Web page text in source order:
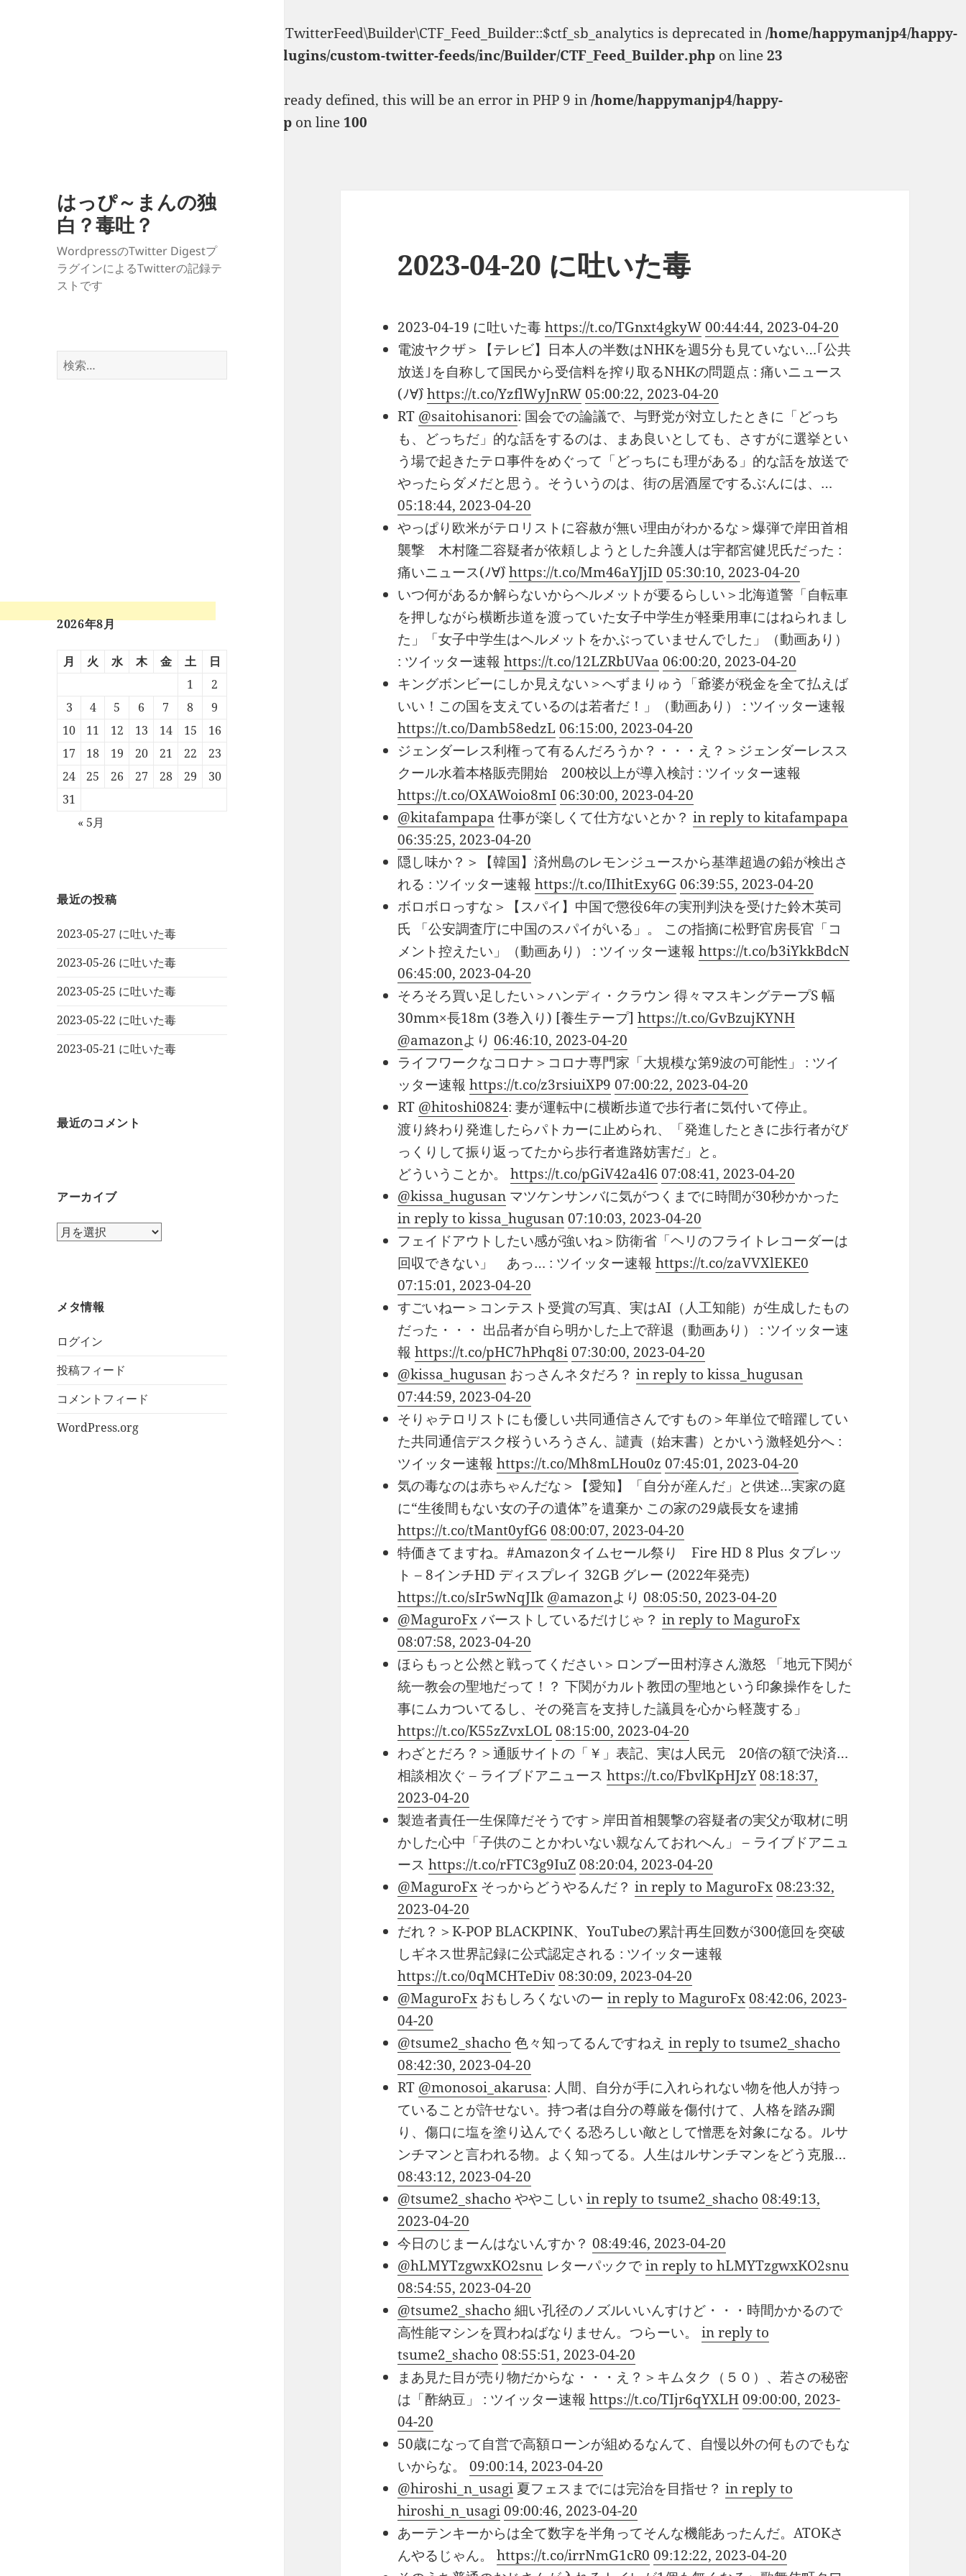
: Creation of dynamic property TwitterFeed\Builder\CTF_Feed_Builder::$ctf_sb_analytics is deprecated in/home/happymanjp4/happy-
man.jp/public_html/twitter/wp-content/plugins/custom-twitter-feeds/inc/Builder/CTF_Feed_Builder.php on line23
: Constant WP_DEBUG_DISPLAY already defined, this will be an error in PHP 9 in/home/happymanjp4/happy-
man.jp/public_html/twitter/wp-config.php on line 100
はっぴ～まんの独
白？毒吐？
WordpressのTwitter Digestプ
ラグインによるTwitterの記録テ
ストです
検
索:
2026年8月
月 火 水 木 金 土
日
1
2
3
4 5 6 7 8
9
10
11 12 13 14 15
16
17
18 19 20 21 22
23
24
25 26 27 28 29
30
31
« 5月
最近の投稿
2023-05-27 に吐いた毒
2023-05-26 に吐いた毒
2023-05-25 に吐いた毒
2023-05-22 に吐いた毒
2023-05-21 に吐いた毒
最近のコメント
アーカイブ
ア
ブ
メタ情報
ログイン
投稿フィード
コメントフィード
WordPress.org
2023-04-20 に吐いた毒
2023-04-19 に吐いた毒https://t.co/TGnxt4gkyW 00:44:44, 2023-04-20
電波ヤクザ＞【テレビ】日本人の半数はNHKを週5分も見ていない…｢公共
放送｣を自称して国民から受信料を搾り取るNHKの問題点 : 痛いニュース
(ﾉ∀`)https://t.co/YzflWyJnRW 05:00:22, 2023-04-20
RT @saitohisanori: 国会での論議で、与野党が対立したときに「どっち
も、どっちだ」的な話をするのは、まあ良いとしても、さすがに選挙とい
う場で起きたテロ事件をめぐって「どっちにも理がある」的な話を放送で
やったらダメだと思う。そういうのは、街の居酒屋でするぶんには、…
05:18:44, 2023-04-20
やっぱり欧米がテロリストに容赦が無い理由がわかるな＞爆弾で岸田首相
襲撃 木村隆二容疑者が依頼しようとした弁護人は宇都宮健児氏だった :
痛いニュース(ﾉ∀`)https://t.co/Mm46aYJjID 05:30:10, 2023-04-20
いつ何があるか解らないからヘルメットが要るらしい＞北海道警「自転車
を押しながら横断歩道を渡っていた女子中学生が軽乗用車にはねられまし
た」「女子中学生はヘルメットをかぶっていませんでした」（動画あり）
: ツイッター速報https://t.co/12LZRbUVaa 06:00:20, 2023-04-20
キングボンビーにしか見えない＞へずまりゅう「爺婆が税金を全て払えば
いい！この国を支えているのは若者だ！」（動画あり） : ツイッター速報
https://t.co/Damb58edzL 06:15:00, 2023-04-20
ジェンダーレス利権って有るんだろうか？・・・え？＞ジェンダーレスス
クール水着本格販売開始 200校以上が導入検討 : ツイッター速報
https://t.co/OXAWoio8mI 06:30:00, 2023-04-20
@kitafampapa 仕事が楽しくて仕方ないとか？in reply to kitafampapa
06:35:25, 2023-04-20
隠し味か？＞【韓国】済州島のレモンジュースから基準超過の鉛が検出さ
れる : ツイッター速報https://t.co/IIhitExy6G 06:39:55, 2023-04-20
ボロボロっすな＞【スパイ】中国で懲役6年の実刑判決を受けた鈴木英司
氏 「公安調査庁に中国のスパイがいる」。 この指摘に松野官房長官「コ
メント控えたい」（動画あり） : ツイッター速報https://t.co/b3iYkkBdcN
06:45:00, 2023-04-20
そろそろ買い足したい＞ハンディ・クラウン 得々マスキングテープS 幅
30mm×長18m (3巻入り) [養生テープ]https://t.co/GvBzujKYNH
@amazonより06:46:10, 2023-04-20
ライフワークなコロナ＞コロナ専門家「大規模な第9波の可能性」 : ツイ
ッター速報https://t.co/z3rsiuiXP9 07:00:22, 2023-04-20
RT @hitoshi0824: 妻が運転中に横断歩道で歩行者に気付いて停止。
渡り終わり発進したらパトカーに止められ、「発進したときに歩行者がび
っくりして振り返ってたから歩行者進路妨害だ」と。
どういうことか。https://t.co/pGiV42a4l6 07:08:41, 2023-04-20
@kissa_hugusan マツケンサンバに気がつくまでに時間が30秒かかった
in reply to kissa_hugusan 07:10:03, 2023-04-20
フェイドアウトしたい感が強いね＞防衛省「ヘリのフライトレコーダーは
回収できない」 あっ… : ツイッター速報https://t.co/zaVVXlEKE0
07:15:01, 2023-04-20
すごいねー＞コンテスト受賞の写真、実はAI（人工知能）が生成したもの
だった・・・ 出品者が自ら明かした上で辞退（動画あり） : ツイッター速
報https://t.co/pHC7hPhq8i 07:30:00, 2023-04-20
@kissa_hugusan おっさんネタだろ？in reply to kissa_hugusan
07:44:59, 2023-04-20
そりゃテロリストにも優しい共同通信さんですもの＞年単位で暗躍してい
た共同通信デスク桜ういろうさん、譴責（始末書）とかいう激軽処分へ :
ツイッター速報https://t.co/Mh8mLHou0z 07:45:01, 2023-04-20
気の毒なのは赤ちゃんだな＞【愛知】「自分が産んだ」と供述…実家の庭
に“生後間もない女の子の遺体”を遺棄か この家の29歳長女を逮捕
https://t.co/tMant0yfG6 08:00:07, 2023-04-20
特価きてますね。#Amazonタイムセール祭り Fire HD 8 Plus タブレッ
ト – 8インチHD ディスプレイ 32GB グレー (2022年発売)
https://t.co/sIr5wNqJIk @amazonより08:05:50, 2023-04-20
@MaguroFxバーストしているだけじゃ？in reply to MaguroFx
08:07:58, 2023-04-20
ほらもっと公然と戦ってください＞ロンブー田村淳さん激怒 「地元下関が
統一教会の聖地だって！？ 下関がカルト教団の聖地という印象操作をした
事にムカついてるし、その発言を支持した議員を心から軽蔑する」
https://t.co/K55zZvxLOL 08:15:00, 2023-04-20
わざとだろ？＞通販サイトの「￥」表記、実は人民元 20倍の額で決済…
相談相次ぐ – ライブドアニュースhttps://t.co/FbvlKpHJzY 08:18:37,
2023-04-20
製造者責任一生保障だそうです＞岸田首相襲撃の容疑者の実父が取材に明
かした心中「子供のことかわいない親なんておれへん」 – ライブドアニュ
ースhttps://t.co/rFTC3g9IuZ 08:20:04, 2023-04-20
@MaguroFx そっからどうやるんだ？in reply to MaguroFx 08:23:32,
2023-04-20
だれ？＞K-POP BLACKPINK、YouTubeの累計再生回数が300億回を突破
しギネス世界記録に公式認定される : ツイッター速報
https://t.co/0qMCHTeDiv 08:30:09, 2023-04-20
@MaguroFx おもしろくないのーin reply to MaguroFx 08:42:06, 2023-
04-20
@tsume2_shacho 色々知ってるんですねえin reply to tsume2_shacho
08:42:30, 2023-04-20
RT @monosoi_akarusa: 人間、自分が手に入れられない物を他人が持っ
ていることが許せない。持つ者は自分の尊厳を傷付けて、人格を踏み躙
り、傷口に塩を塗り込んでくる恐ろしい敵として憎悪を対象になる。ルサ
ンチマンと言われる物。よく知ってる。人生はルサンチマンをどう克服…
08:43:12, 2023-04-20
@tsume2_shacho ややこしいin reply to tsume2_shacho 08:49:13,
2023-04-20
今日のじまーんはないんすか？08:49:46, 2023-04-20
@hLMYTzgwxKO2snu レターパックでin reply to hLMYTzgwxKO2snu
08:54:55, 2023-04-20
@tsume2_shacho 細い孔径のノズルいいんすけど・・・時間かかるので
高性能マシンを買わねばなりません。つらーい。in reply to
tsume2_shacho 08:55:51, 2023-04-20
まあ見た目が売り物だからな・・・え？＞キムタク（５０）、若さの秘密
は「酢納豆」 : ツイッター速報https://t.co/TIjr6qYXLH 09:00:00, 2023-
04-20
50歳になって自営で高額ローンが組めるなんて、自慢以外の何ものでもな
いからな。09:00:14, 2023-04-20
@hiroshi_n_usagi 夏フェスまでには完治を目指せ？in reply to
hiroshi_n_usagi 09:00:46, 2023-04-20
あーテンキーからは全て数字を半角ってそんな機能あったんだ。ATOKさ
んやるじゃん。https://t.co/irrNmG1cR0 09:12:22, 2023-04-20